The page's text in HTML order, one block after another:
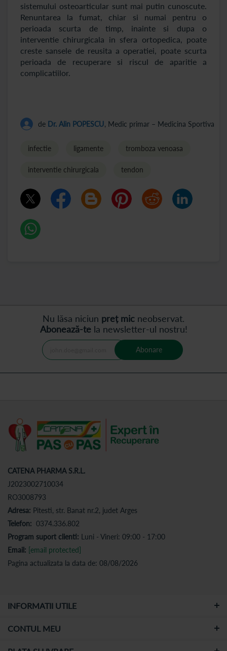
sistemului osteoarticular sunt mai putin cunoscute.
Renuntarea la fumat, chiar si numai pentru o
perioada scurta de timp, inainte si dupa o
interventie chirurgicala in sfera ortopedica, poate
creste sansele de reusita a operatiei, poate scurta
perioada de recuperare si riscul de aparitie a
complicatiilor.
de Dr. Alin POPESCU, Medic primar – Medicina Sportiva
infectie ligamente tromboza venoasa
interventie chirurgicala tendon
Nu lăsa niciun preț mic neobservat.
Abonează-tela newsletter-ul nostru!
Abonare
CATENA PHARMA S.R.L.
J2023002710034
RO3008793
Adresa: Pitesti, str. Banat nr.2, judet Arges
Telefon: 0374.336.802
Program suport clienti: Luni - Vineri: 09:00 - 17:00
Email: [email protected]
Pagina actualizata la data de: 08/08/2026
INFORMATII UTILE
CONTUL MEU